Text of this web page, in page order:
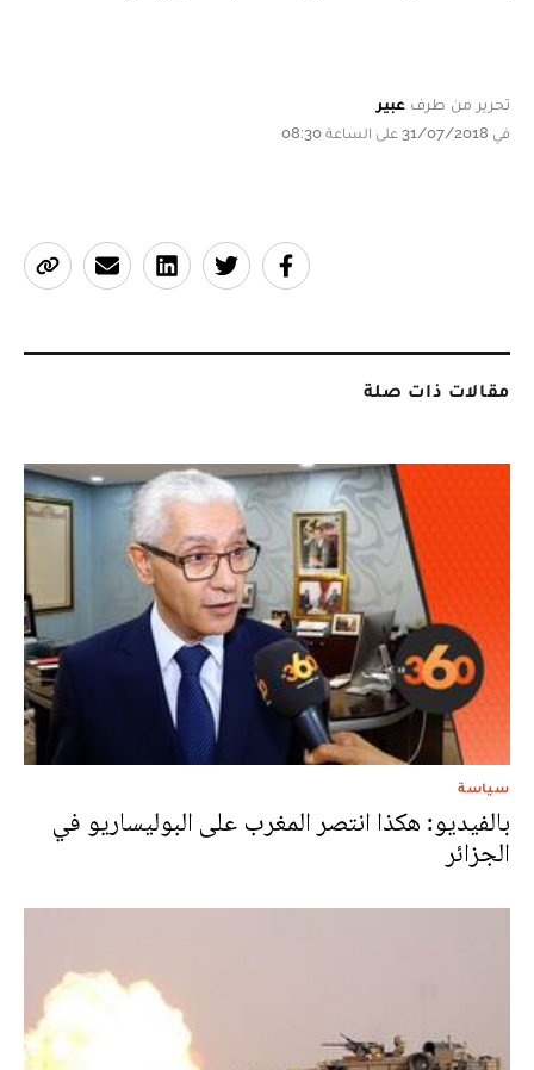
تحرير من طرف عبير
في 31/07/2018 على الساعة 08:30
مقالات ذات صلة
سياسة
بالفيديو: هكذا انتصر المغرب على البوليساريو في
الجزائر